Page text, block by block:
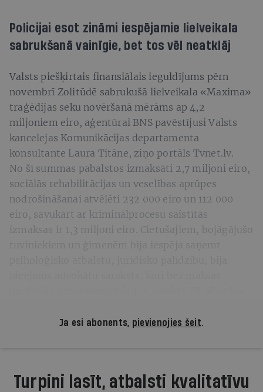
Policijai esot zināmi iespējamie lielveikala
sabrukšanā vainīgie, bet tos vēl neatklāj
Valsts piešķirtais finansiālais ieguldījums pērn
novembrī Zolitūdē sabrukušā lielveikala «Maxima»
traģēdijas seku novēršanā mērāms ap 4,2
miljoniem eiro, aģentūrai BNS pavēstījusi Valsts
kancelejas Komunikācijas departamenta
konsultante Laura Titāne, ziņo portāls Tvnet.lv.
No šī summas pabalstos izmaksāti 2,7 miljoni eiro,
sociālās rehabilitācijas un veselības aprūpes
nodrošināšanai atvēlēti 232 000 eiro un 112 000
eiro, savukārt ar kriminālprocesu saistītās
izmaksas ir 1,3 miljoni eiro. Cietušajiem, bojāgājušo
Ja esi abonents, pievienojies šeit.
Turpini lasīt, atbalsti kvalitatīvu